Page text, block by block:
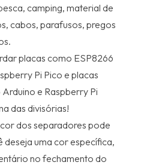
camping, material de
cabos, parafusos, pregos
placas como ESP8266
Pi Pico e placas
e Raspberry Pi
das divisórias!
dos separadores pode
deseja uma cor específica,
no fechamento do